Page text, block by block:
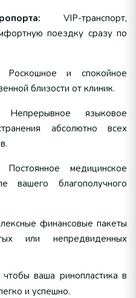
VIP-транспорт,
поездку сразу по
Роскошное и спокойное
близости от клиник.
Непрерывное языковое
абсолютно всех
Постоянное медицинское
вашего благополучного
финансовые пакеты
или непредвиденных
ваша ринопластика в
и успешно.